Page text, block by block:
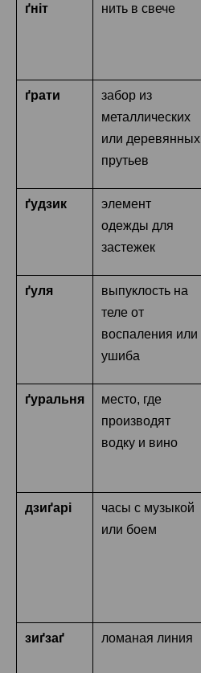
ґніт нить в свече
ґрати
забор из
металлических
или деревянных
прутьев
ґудзик
элемент
одежды для
застежек
ґуля
выпуклость на
теле от
воспаления или
ушиба
ґуральня
место, где
производят
водку и вино
дзиґарі
часы с музыкой
или боем
зиґзаґ ломаная линия